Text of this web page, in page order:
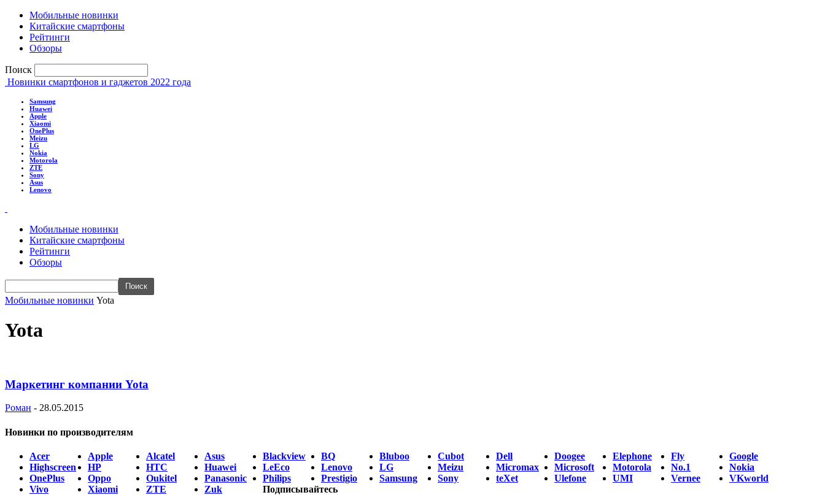
Мобильные новинки
Китайские смартфоны
Рейтинги
Обзоры
Поиск
Новинки смартфонов и гаджетов 2022 года
Samsung
Huawei
Apple
Xiaomi
OnePlus
Meizu
LG
Nokia
Motorola
ZTE
Sony
Asus
Lenovo
Мобильные новинки
Китайские смартфоны
Рейтинги
Обзоры
Мобильные новинки Yota
Yota
Маркетинг компании Yota
Роман - 28.05.2015
Новинки по производителям
Acer Apple Alcatel Asus Blackview BQ Bluboo Cubot Dell Doogee Elephone Fly
Google
Highscreen
HP HTC Huawei LeEco Lenovo LG Meizu Micromax Microsoft Motorola No.1
Nokia
OnePlus
Oppo Oukitel Panasonic Philips Prestigio Samsung Sony teXet Ulefone UMI Vernee
VKworld
Vivo
Xiaomi ZTE Zuk Подписывайтесь